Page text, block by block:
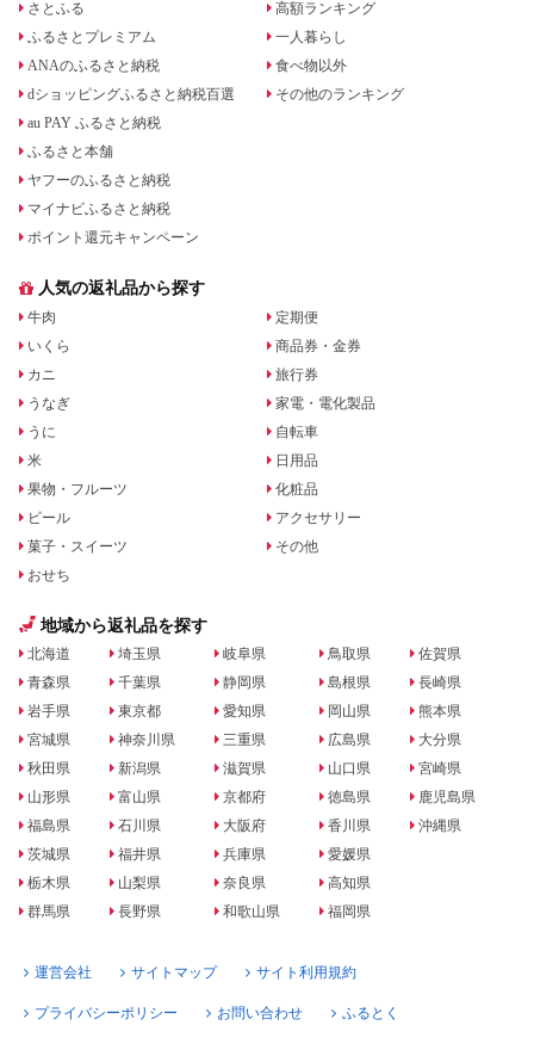
さとふる
ふるさとプレミアム
ANAのふるさと納税
dショッピングふるさと納税百選
au PAY ふるさと納税
ふるさと本舗
ヤフーのふるさと納税
マイナビふるさと納税
ポイント還元キャンペーン
高額ランキング
一人暮らし
食べ物以外
その他のランキング
人気の返礼品から探す
牛肉
いくら
カニ
うなぎ
うに
米
果物・フルーツ
ビール
菓子・スイーツ
おせち
定期便
商品券・金券
旅行券
家電・電化製品
自転車
日用品
化粧品
アクセサリー
その他
地域から返礼品を探す
北海道
青森県
岩手県
宮城県
秋田県
山形県
福島県
茨城県
栃木県
群馬県
埼玉県
千葉県
東京都
神奈川県
新潟県
富山県
石川県
福井県
山梨県
長野県
岐阜県
静岡県
愛知県
三重県
滋賀県
京都府
大阪府
兵庫県
奈良県
和歌山県
鳥取県
島根県
岡山県
広島県
山口県
徳島県
香川県
愛媛県
高知県
福岡県
佐賀県
長崎県
熊本県
大分県
宮崎県
鹿児島県
沖縄県
運営会社 サイトマップ サイト利用規約
プライバシーポリシー お問い合わせ ふるとく